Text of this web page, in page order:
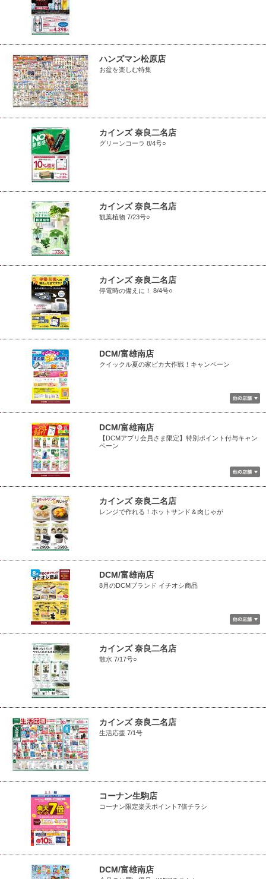
ハンズマン松原店
お盆を楽しむ特集
カインズ 奈良二名店
グリーンコーラ 8/4号○
カインズ 奈良二名店
観葉植物 7/23号○
カインズ 奈良二名店
停電時の備えに！ 8/4号○
DCM/富雄南店
クイックル夏の家ピカ大作戦！キャンペーン
DCM/富雄南店
【DCMアプリ会員さま限定】特別ポイント付与キャン
ペーン
カインズ 奈良二名店
レンジで作れる！ホットサンド＆肉じゃが
DCM/富雄南店
8月のDCMブランド イチオシ商品
カインズ 奈良二名店
散水 7/17号○
カインズ 奈良二名店
生活応援 7/1号
コーナン生駒店
コーナン限定楽天ポイント7倍チラシ
DCM/富雄南店